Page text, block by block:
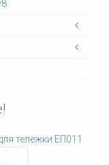
тележки ЕП011